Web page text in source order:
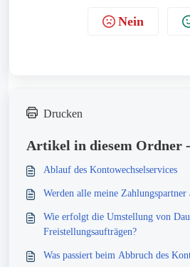
Nein
Drucken
Artikel in diesem Ordner -
Ablauf des Kontowechselservices
Werden alle meine Zahlungspartner
Wie erfolgt die Umstellung von
Freistellungsaufträgen?
Was passiert beim Abbruch des